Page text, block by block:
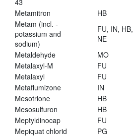
43
Metamitron HB
Metam (incl. -
potassium and -
sodium)
FU, IN, HB,
NE
Metaldehyde MO
Metalaxyl-M
FU
Metalaxyl
FU
Metaflumizone
IN
Mesotrione
HB
Mesosulfuron
HB
Meptyldinocap
FU
Mepiquat chlorid
PG